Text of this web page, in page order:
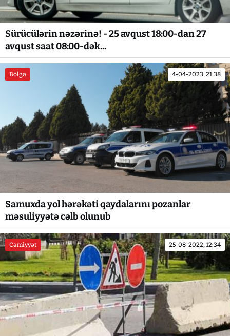
Sürücülərin nəzərinə! - 25 avqust 18:00-dan 27
avqust saat 08:00-dək...
Bölgə 4-04-2023, 21:38
Samuxda yol hərəkəti qaydalarını pozanlar
məsuliyyətə cəlb olunub
Cəmiyyət 25-08-2022, 12:34